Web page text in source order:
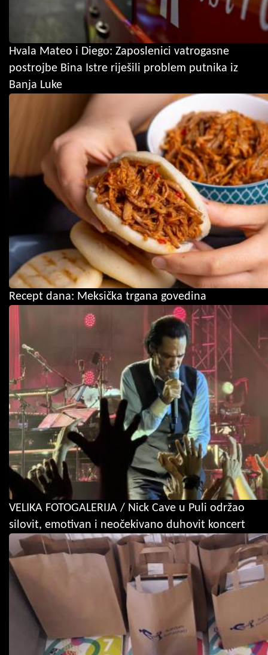
Hvala Mateo i Diego: Zaposlenici vatrogasne
postrojbe Bina Istre riješili problem putnika iz
Banja Luke
Recept dana: Meksička trgana govedina
VELIKA FOTOGALERIJA / Nick Cave u Puli održao
silovit, emotivan i neočekivano duhovit koncert